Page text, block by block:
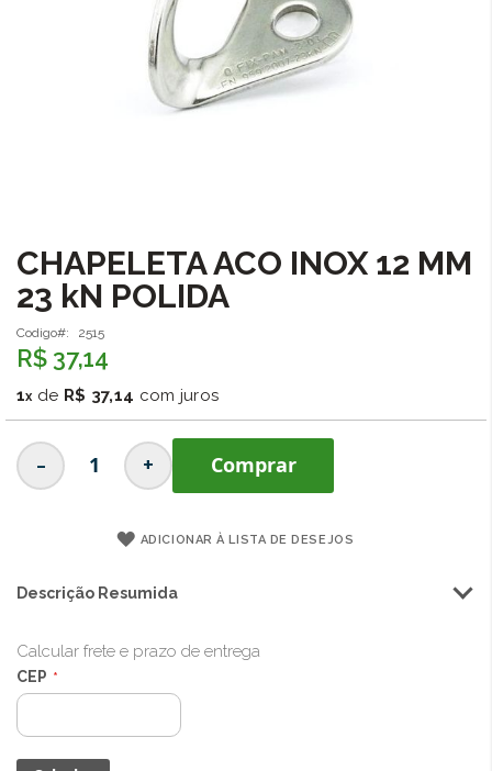
Saltar
para
o
Galeria
de
CHAPELETA ACO INOX 12 MM
23 kN POLIDA
Codigo 2515
R$ 37,14
1 de R$ 37,14 com juros
- + Comprar
ADICIONAR À LISTA DE DESEJOS
Descrição Resumida
Calcular frete e prazo de entrega
CEP